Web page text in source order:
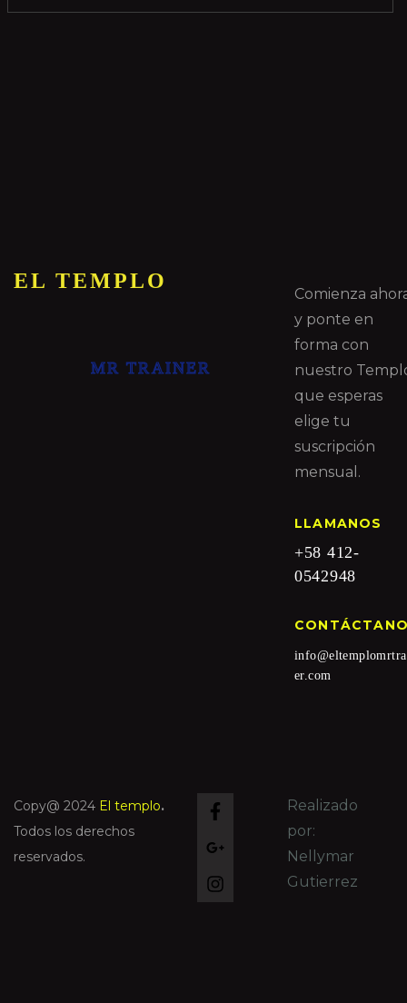
EL TEMPLO
MR TRAINER
Comienza
y ponte en
forma con
nuestro
que esperas
elige tu
suscripción
mensual.
LLAMANOS
+58 412-
0542948
er.com
Copy@ 2024 El templo.
Todos los derechos
reservados.
Realizado
por:
Nellymar
Gutierrez